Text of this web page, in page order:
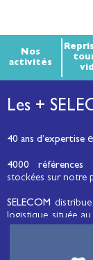
Nos
activités
Les +
40 ans d’expertise
4000 références
stockées sur notre
SELECOM distribue
logistique située